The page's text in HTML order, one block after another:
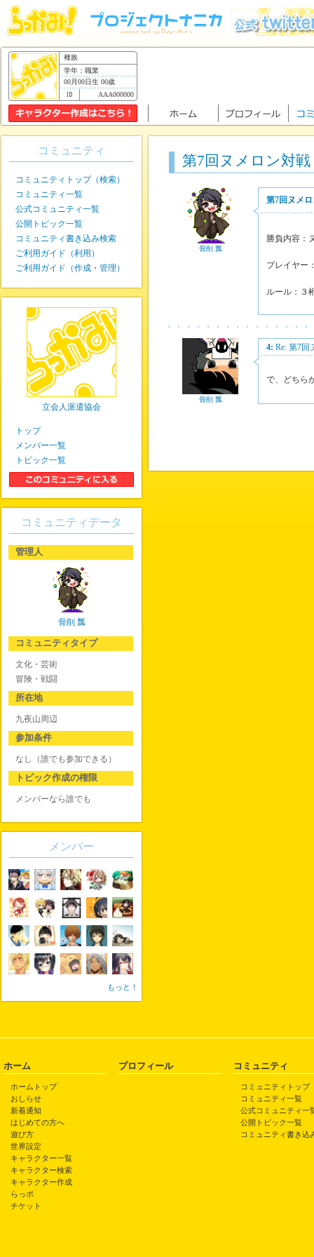
種族
学年：職業
00月00日生 00歳
AAA000000
第7回ヌメロン対戦
骨削 瓢
第7回ヌメ
勝負内容：
プレイヤー
ルール：３
骨削 瓢
4: Re: 第7回
で、どちら
コミュニティ
コミュニティトップ（検索）
コミュニティ一覧
公式コミュニティ一覧
公開トピック一覧
コミュニティ書き込み検索
ご利用ガイド（利用）
ご利用ガイド（作成・管理）
立会人派遣協会
トップ
メンバー一覧
トピック一覧
コミュニティデータ
管理人
骨削 瓢
コミュニティタイプ
文化・芸術
冒険・戦闘
所在地
九夜山周辺
参加条件
なし（誰でも参加できる）
トピック作成の権限
メンバーなら誰でも
メンバー
もっと！
ホーム
ホームトップ
おしらせ
新着通知
はじめての方へ
遊び方
世界設定
キャラクター一覧
キャラクター検索
キャラクター作成
らっポ
チケット
プロフィール コミュニティ
コミュニティトップ
コミュニティ一覧
公式コミュニティ一
公開トピック一覧
コミュニティ書き込